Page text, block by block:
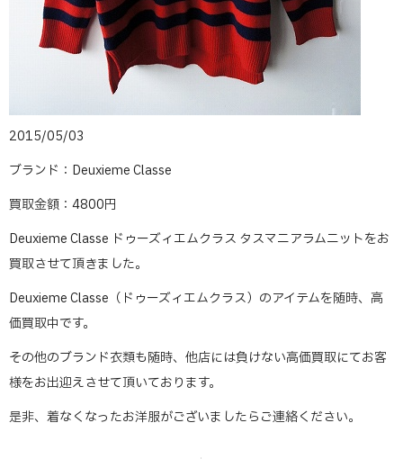
2015/05/03
ブランド：Deuxieme Classe
買取金額：4800円
Deuxieme Classe ドゥーズィエムクラス タスマニアラムニットをお
買取させて頂きました。
Deuxieme Classe（ドゥーズィエムクラス）のアイテムを随時、高
価買取中です。
その他のブランド衣類も随時、他店には負けない高価買取にてお客
様をお出迎えさせて頂いております。
是非、着なくなったお洋服がございましたらご連絡ください。